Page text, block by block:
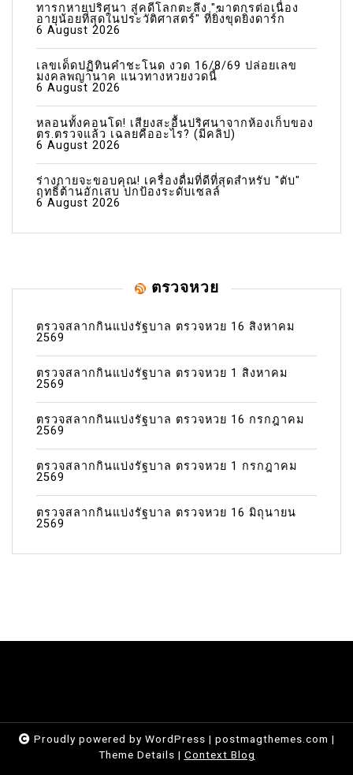
ทารกหายปริศนา สู่คดีโลกตะลึง "ฆาตกรต่อเนื่อง
อายุน้อยที่สุดในประวัติศาสตร์" ที่ยิ่งขุดยิ่งดาร์ก
6 August 2026
เลขเด็ดปฏิทินคำชะโนด งวด 16/8/69 ปล่อยเลข
มงคลพญานาค แนวทางหวยงวดนี้
6 August 2026
หลอนทั้งคอนโด! เสียงสะอื้นปริศนาจากห้องเก็บของ
ตร.ตรวจแล้ว เฉลยคืออะไร? (มีคลิป)
6 August 2026
ร่างกายจะขอบคุณ! เครื่องดื่มที่ดีที่สุดสำหรับ "ตับ"
ฤทธิ์ต้านอักเสบ ปกป้องระดับเซลล์
6 August 2026
ตรวจหวย
ตรวจสลากกินแบ่งรัฐบาล ตรวจหวย 16 สิงหาคม
2569
ตรวจสลากกินแบ่งรัฐบาล ตรวจหวย 1 สิงหาคม
2569
ตรวจสลากกินแบ่งรัฐบาล ตรวจหวย 16 กรกฎาคม
2569
ตรวจสลากกินแบ่งรัฐบาล ตรวจหวย 1 กรกฎาคม
2569
ตรวจสลากกินแบ่งรัฐบาล ตรวจหวย 16 มิถุนายน
2569
Proudly powered by WordPress | postmagthemes.com |
Theme Details | Context Blog